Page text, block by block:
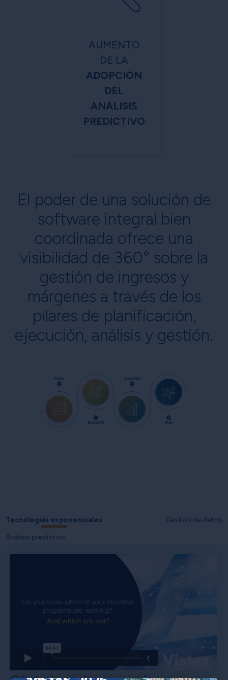
AUMENTO
DE LA
ADOPCIÓN
DEL
ANÁLISIS
PREDICTIVO
El poder de una solución de
software integral bien
coordinada ofrece una
visibilidad de 360° sobre la
gestión de ingresos y
márgenes a través de los
pilares de planificación,
ejecución, análisis y gestión.
Tecnologías exponenciales
Gestión de datos
Análisis predictivo